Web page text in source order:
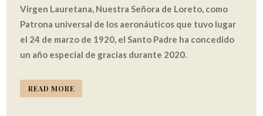
Virgen Lauretana, Nuestra Señora de Loreto, como
Patrona universal de los aeronáuticos que tuvo lugar
el 24 de marzo de 1920, el Santo Padre ha concedido
un año especial de gracias durante 2020.
READ MORE